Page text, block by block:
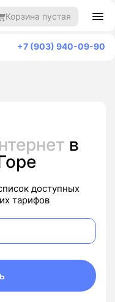
Корзина пустая
+7 (903) 940-09-90
в
доступных
тарифов